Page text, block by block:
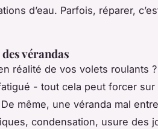
d’eau. Parfois, réparer,
vérandas
réalité de vos volets roulants
- tout cela peut forcer sur
même, une véranda mal
condensation, usure des